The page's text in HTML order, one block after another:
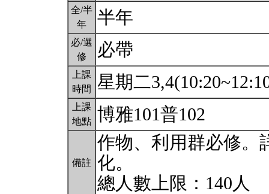
全/半
年
半年
必/選
修
必帶
上課
時間
星期二
上課
地點 博雅101普102
備註
作物、利用群必修。
化。
總人數上限：140人